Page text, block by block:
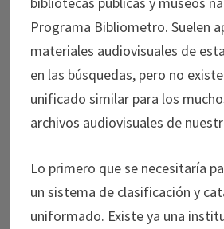
Programa Bibliometro. Suelen
materiales audiovisuales de
en las búsquedas, pero no
unificado similar para los
archivos audiovisuales de
Lo primero que se necesitaría
un sistema de clasificación y
uniformado. Existe ya una